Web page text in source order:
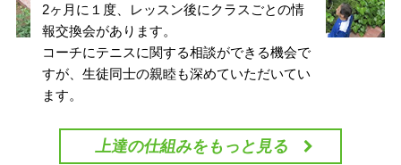
2ヶ月に１度、レッスン後にクラスごとの情
報交換会があります。
コーチにテニスに関する相談ができる機会で
すが、生徒同士の親睦も深めていただいてい
ます。
上達の仕組みをもっと見る